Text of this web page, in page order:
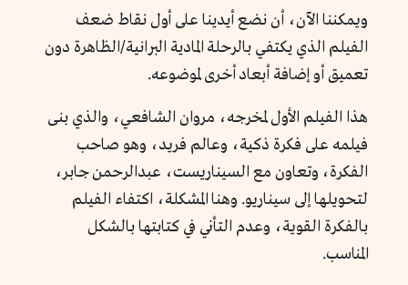
ويمكننا الآن، أن نضع أيدينا على أول نقاط ضعف
الفيلم الذي يكتفي بالرحلة المادية البرانية/الظاهرة دون
تعميق أو إضافة أبعاد أخرى لموضوعه.
هذا الفيلم الأول لمخرجه، مروان الشافعي، والذي بنى
فيلمه على فكرة ذكية، وعالم فريد، وهو صاحب
الفكرة، وتعاون مع السيناريست، عبدالرحمن جابر،
لتحويلها إلى سيناريو. وهنا المشكلة، اكتفاء الفيلم
بالفكرة القوية، وعدم التأني في كتابتها بالشكل
المناسب.